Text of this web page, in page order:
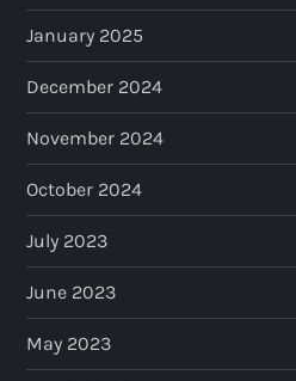
January 2025
December 2024
November 2024
October 2024
July 2023
June 2023
May 2023